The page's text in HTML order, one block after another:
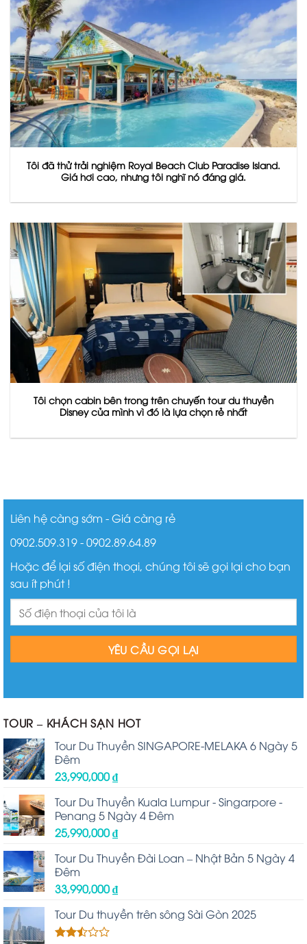
Tôi đã thử trải nghiệm Royal Beach Club Paradise Island.
Giá hơi cao, nhưng tôi nghĩ nó đáng giá.
Tôi chọn cabin bên trong trên chuyến tour du thuyền
Disney của mình vì đó là lựa chọn rẻ nhất
Liên hệ càng sớm - Giá càng rẻ
0902.509.319 - 0902.89.64.89
Hoặc để lại số điện thoại, chúng tôi sẽ gọi lại cho bạn
sau ít phút !
TOUR – KHÁCH SẠN HOT
Tour Du Thuyền SINGAPORE-MELAKA 6 Ngày 5
Đêm
23,990,000₫
Tour Du Thuyền Kuala Lumpur - Singarpore -
Penang 5 Ngày 4 Đêm
25,990,000₫
Tour Du Thuyền Đài Loan – Nhật Bản 5 Ngày 4
Đêm
33,990,000₫
Tour Du thuyền trên sông Sài Gòn 2025